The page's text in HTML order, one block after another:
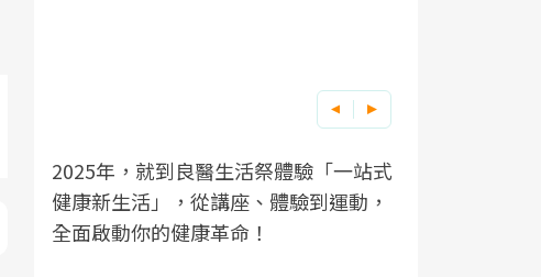
2025年，就到良醫生活祭體驗「一站式
健康新生活」，從講座、體驗到運動，
全面啟動你的健康革命！